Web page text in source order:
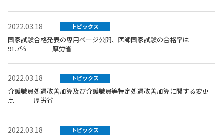
2022.03.18 トピックス
国家試験合格発表の専用ページ公開、医師国家試験の合格率は
91.7％ 厚労省
2022.03.18 トピックス
介護職員処遇改善加算及び介護職員等特定処遇改善加算に関する変更
点 厚労省
2022.03.18 トピックス